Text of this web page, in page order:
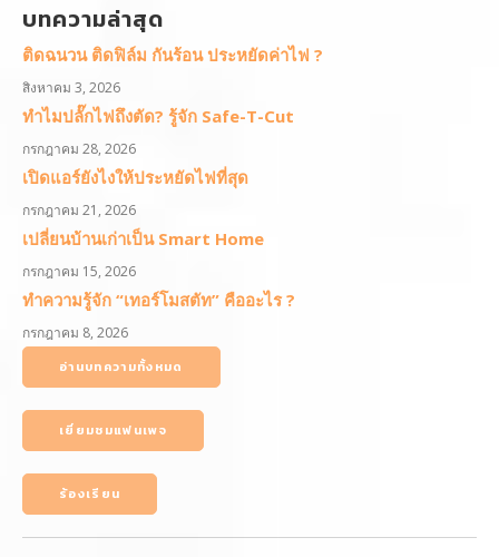
บทความล่าสุด
ติดฉนวน ติดฟิล์ม กันร้อน ประหยัดค่าไฟ ?
สิงหาคม 3, 2026
ทำไมปลั๊กไฟถึงตัด? รู้จัก Safe-T-Cut
กรกฎาคม 28, 2026
เปิดแอร์ยังไงให้ประหยัดไฟที่สุด
กรกฎาคม 21, 2026
เปลี่ยนบ้านเก่าเป็น Smart Home
กรกฎาคม 15, 2026
ทำความรู้จัก “เทอร์โมสตัท” คืออะไร ?
กรกฎาคม 8, 2026
อ่านบทความทั้งหมด
เยี่ยมชมแฟนเพจ
ร้องเรียน